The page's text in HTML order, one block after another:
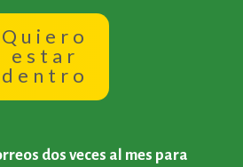
Quiero
estar
dentro
dos veces al mes para